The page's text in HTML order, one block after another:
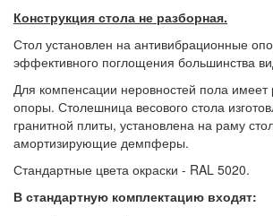
Конструкция стола не разборная.
Стол установлен на антивибрационные
эффективного поглощения большинства
Для компенсации неровностей пола имеет
опоры. Столешница весового стола
гранитной плиты, установлена на раму
амортизирующие демпферы.
Стандартные цвета окраски - RAL 5020.
В стандартную комплектацию входят: